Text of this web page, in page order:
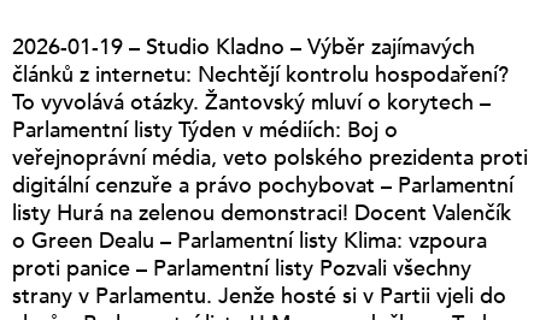
2026-01-19 – Studio Kladno – Výběr zajímavých
článků z internetu: Nechtějí kontrolu hospodaření?
To vyvolává otázky. Žantovský mluví o korytech –
Parlamentní listy Týden v médiích: Boj o
veřejnoprávní média, veto polského prezidenta proti
digitální cenzuře a právo pochybovat – Parlamentní
listy Hurá na zelenou demonstraci! Docent Valenčík
o Green Dealu – Parlamentní listy Klima: vzpoura
proti panice – Parlamentní listy Pozvali všechny
strany v Parlamentu. Jenže hosté si v Partii vjeli do